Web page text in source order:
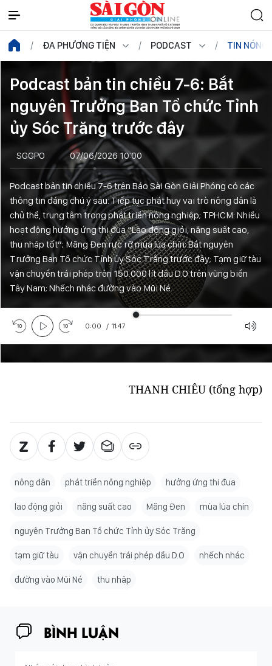
ĐA PHƯƠNG TIỆN PODCAST TIN NÓNG
Podcast bản tin chiều 7-6: Bắt
nguyên Trưởng Ban Tổ chức Tỉnh
ủy Sóc Trăng trước đây
SGGPO 07/06/2026 10:00
Podcast bản tin chiều 7-6 trên Báo Sài Gòn Giải Phóng có các
thông tin đáng chú ý sau: Tiếp tục phát huy vai trò nông dân là
chủ thể, trung tâm trong phát triển nông nghiệp; TPHCM: Nhiều
hoạt động hưởng ứng thi đua “Lao động giỏi, năng suất cao,
thu nhập tốt”; Măng Đen rực rỡ mùa lúa chín; Bắt nguyên
Trưởng Ban Tổ chức Tỉnh ủy Sóc Trăng trước đây; Tạm giữ tàu
vận chuyển trái phép trên 150.000 lít dầu D.O trên vùng biển
Tây Nam; Nhếch nhác đường vào Mũi Né.
0:00 / 11:47
THANH CHIÊU (tổng hợp)
nông dân phát triển nông nghiệp hưởng ứng thi đua
lao động giỏi năng suất cao Măng Đen mùa lúa chín
nguyên Trưởng Ban Tổ chức Tỉnh ủy Sóc Trăng
tạm giữ tàu vận chuyển trái phép dầu D.O nhếch nhác
đường vào Mũi Né thu nhập
BÌNH LUẬN